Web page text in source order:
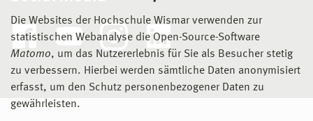
Die Websites der Hochschule Wismar verwenden zur
statistischen Webanalyse die Open-Source-Software
Matomo, um das Nutzererlebnis für Sie als Besucher stetig
zu verbessern. Hierbei werden sämtliche Daten anonymisiert
erfasst, um den Schutz personenbezogener Daten zu
gewährleisten.